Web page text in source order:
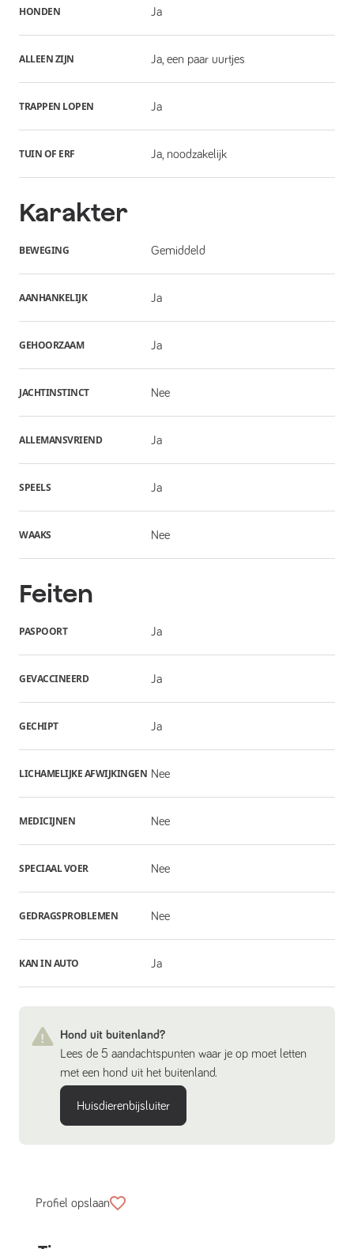
HONDEN Ja
ALLEEN ZIJN Ja, een paar uurtjes
TRAPPEN LOPEN Ja
TUIN OF ERF Ja, noodzakelijk
Karakter
BEWEGING Gemiddeld
AANHANKELIJK Ja
GEHOORZAAM Ja
JACHTINSTINCT Nee
ALLEMANSVRIEND Ja
SPEELS Ja
WAAKS Nee
Feiten
PASPOORT Ja
GEVACCINEERD Ja
GECHIPT Ja
LICHAMELIJKE AFWIJKINGEN Nee
MEDICIJNEN Nee
SPECIAAL VOER Nee
GEDRAGSPROBLEMEN Nee
KAN IN AUTO Ja
Hond uit buitenland?
Lees de 5 aandachtspunten waar je op moet letten
met een hond uit het buitenland.
Huisdierenbijsluiter
Profiel opslaan